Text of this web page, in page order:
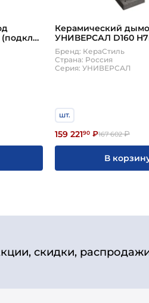
Керамический
УНИВЕРСАЛ D160
45, верхний
КераСтиль
Бренд: КераСтиль
Страна: Россия
Серия: УНИВЕРСАЛ
шт.
159 22190₽167 602₽
В
скидки,